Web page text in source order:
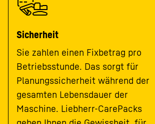
Sicherheit
Sie zahlen einen Fixbetrag pro
Betriebsstunde. Das sorgt für
Planungssicherheit während der
gesamten Lebensdauer der
Maschine. Liebherr-CarePacks